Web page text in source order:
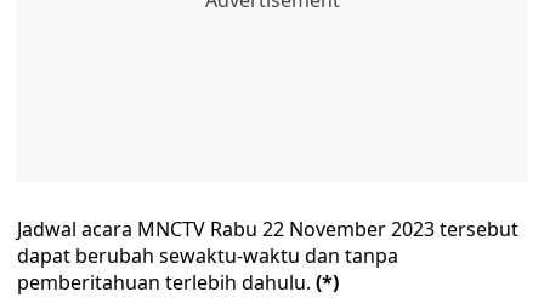
Jadwal acara MNCTV Rabu 22 November 2023 tersebut
dapat berubah sewaktu-waktu dan tanpa
pemberitahuan terlebih dahulu. (*)